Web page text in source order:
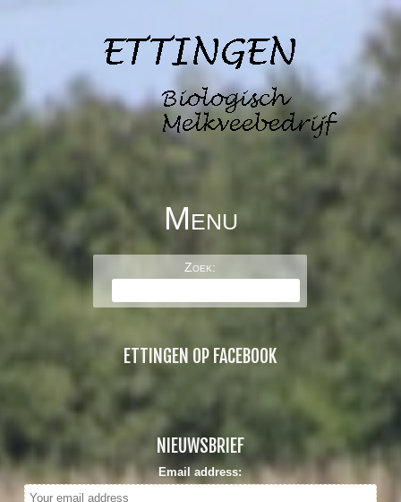
BOERDERIJ DE
ETTINGEN
Menu
Skip to content Zoek:
ETTINGEN OP FACEBOOK
NIEUWSBRIEF
Email address: